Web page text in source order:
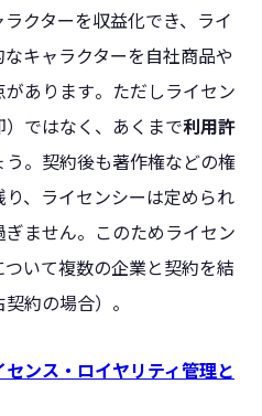
クターを収益化でき、ライ
キャラクターを自社商品や
あります​。ただしライセン
）ではなく、あくまで利用許
。契約後も著作権などの権
、ライセンシーは定められ
ません​。このためライセン
いて複数の企業と契約を結
約の場合）。
ンス・ロイヤリティ管理と